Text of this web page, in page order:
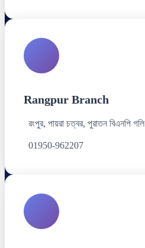
Rangpur Branch
রংপুর, পায়রা চত্বর, পুরাতন বিএনপি গলি
01950-962207